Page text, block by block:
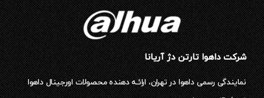
شرکت داهوا تارتن دژ آریانا
نمایندگی رسمی داهوا در تهران، ارائـه دهنده محصولات اورجینال داهوا